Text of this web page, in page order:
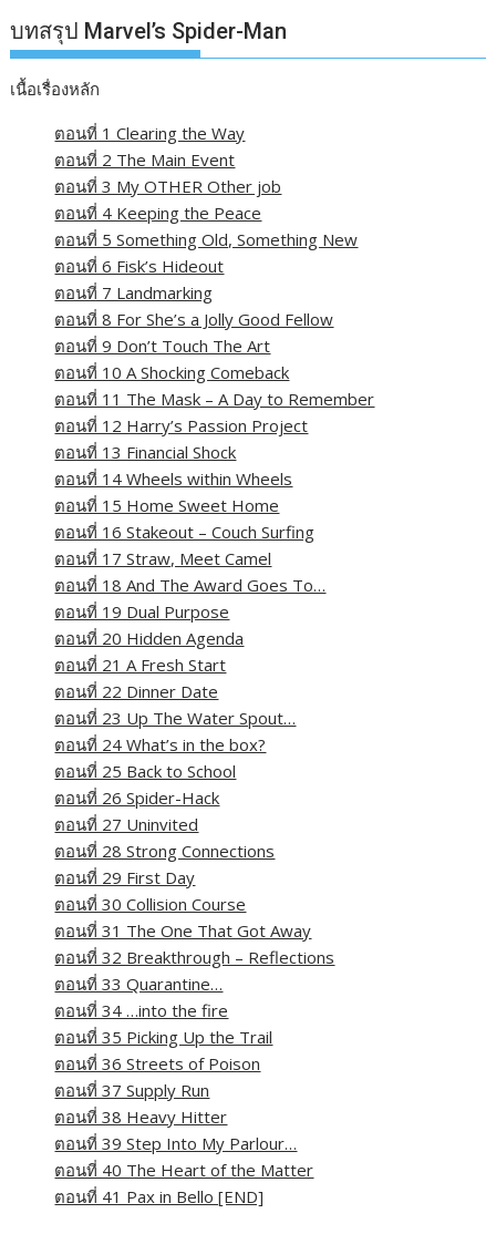
บทสรุป Marvel’s Spider-Man
เนื้อเรื่องหลัก
ตอนที่ 1 Clearing the Way
ตอนที่ 2 The Main Event
ตอนที่ 3 My OTHER Other job
ตอนที่ 4 Keeping the Peace
ตอนที่ 5 Something Old, Something New
ตอนที่ 6 Fisk’s Hideout
ตอนที่ 7 Landmarking
ตอนที่ 8 For She’s a Jolly Good Fellow
ตอนที่ 9 Don’t Touch The Art
ตอนที่ 10 A Shocking Comeback
ตอนที่ 11 The Mask – A Day to Remember
ตอนที่ 12 Harry’s Passion Project
ตอนที่ 13 Financial Shock
ตอนที่ 14 Wheels within Wheels
ตอนที่ 15 Home Sweet Home
ตอนที่ 16 Stakeout – Couch Surfing
ตอนที่ 17 Straw, Meet Camel
ตอนที่ 18 And The Award Goes To…
ตอนที่ 19 Dual Purpose
ตอนที่ 20 Hidden Agenda
ตอนที่ 21 A Fresh Start
ตอนที่ 22 Dinner Date
ตอนที่ 23 Up The Water Spout…
ตอนที่ 24 What’s in the box?
ตอนที่ 25 Back to School
ตอนที่ 26 Spider-Hack
ตอนที่ 27 Uninvited
ตอนที่ 28 Strong Connections
ตอนที่ 29 First Day
ตอนที่ 30 Collision Course
ตอนที่ 31 The One That Got Away
ตอนที่ 32 Breakthrough – Reflections
ตอนที่ 33 Quarantine…
ตอนที่ 34 …into the fire
ตอนที่ 35 Picking Up the Trail
ตอนที่ 36 Streets of Poison
ตอนที่ 37 Supply Run
ตอนที่ 38 Heavy Hitter
ตอนที่ 39 Step Into My Parlour…
ตอนที่ 40 The Heart of the Matter
ตอนที่ 41 Pax in Bello [END]